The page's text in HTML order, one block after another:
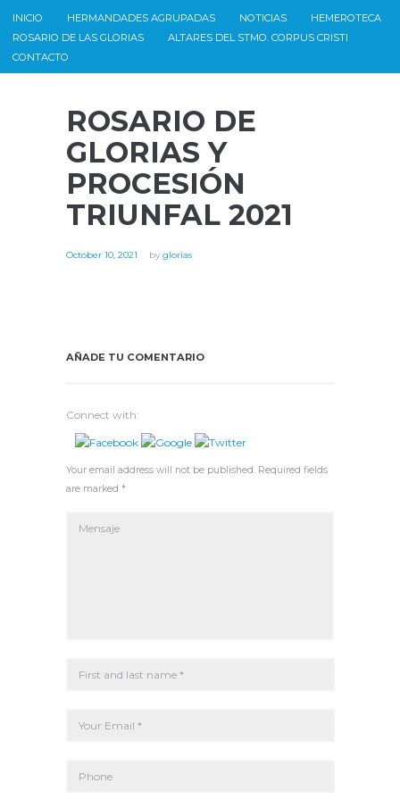
INICIO HERMANDADES AGRUPADAS NOTICIAS
HEMEROTECA
ROSARIO DE LAS GLORIAS
ALTARES DEL STMO. CORPUS CRISTI
CONTACTO
ROSARIO DE
GLORIAS Y
PROCESIÓN
TRIUNFAL 2021
October 10, 2021 by glorias
AÑADE TU COMENTARIO
Connect with:
Your email address will not be published. Required fields
are marked *